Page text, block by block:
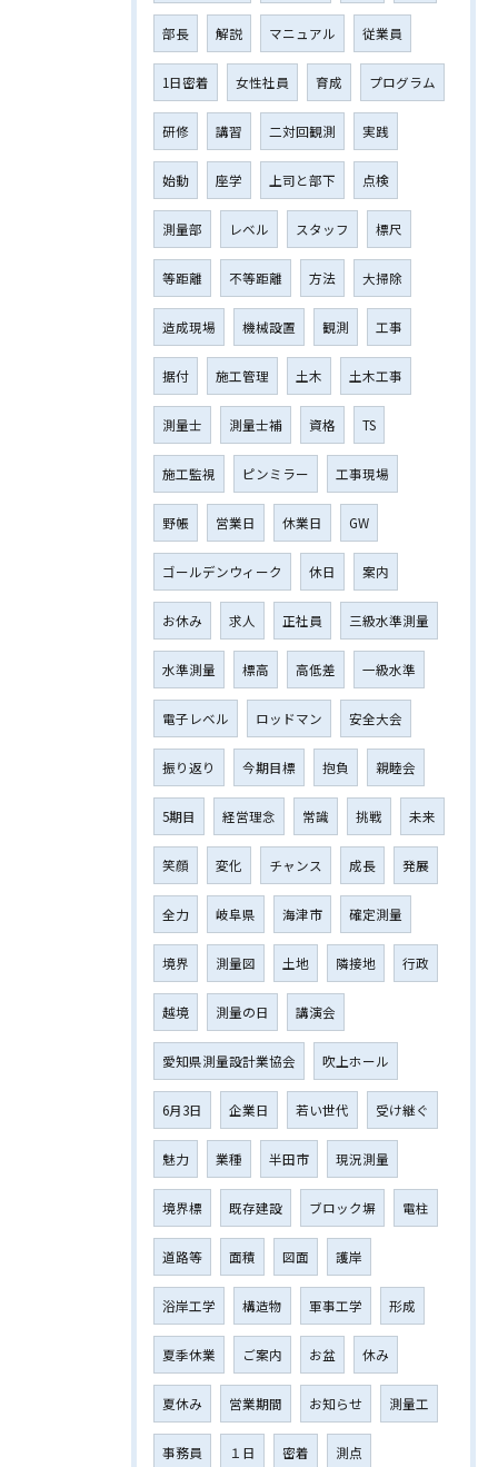
部長 解説 マニュアル 従業員
1日密着 女性社員 育成 プログラム
研修 講習 二対回観測 実践
始動 座学 上司と部下 点検
測量部 レベル スタッフ 標尺
等距離 不等距離 方法 大掃除
造成現場 機械設置 観測 工事
据付 施工管理 土木 土木工事
測量士 測量士補 資格 TS
施工監視 ピンミラー 工事現場
野帳 営業日 休業日 GW
ゴールデンウィーク 休日 案内
お休み 求人 正社員 三級水準測量
水準測量 標高 高低差 一級水準
電子レベル ロッドマン 安全大会
振り返り 今期目標 抱負 親睦会
5期目 経営理念 常識 挑戦 未来
笑顔 変化 チャンス 成長 発展
全力 岐阜県 海津市 確定測量
境界 測量図 土地 隣接地 行政
越境 測量の日 講演会
愛知県測量設計業協会 吹上ホール
6月3日 企業日 若い世代 受け継ぐ
魅力 業種 半田市 現況測量
境界標 既存建設 ブロック塀 電柱
道路等 面積 図面 護岸
浴岸工学 構造物 軍事工学 形成
夏季休業 ご案内 お盆 休み
夏休み 営業期間 お知らせ 測量工
事務員 １日 密着 測点